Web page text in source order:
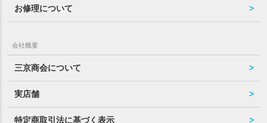
お修理について
会社概要
三京商会について
実店舗
特定商取引法に基づく表示